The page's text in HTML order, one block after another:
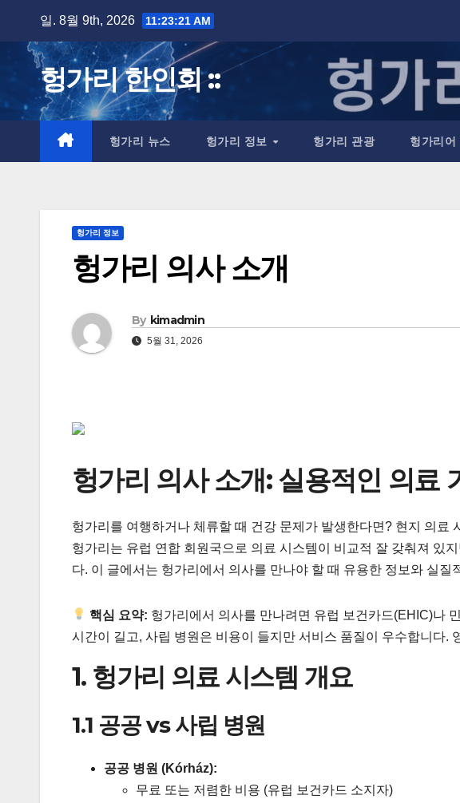
content
일. 8월 9th, 2026 11:23:22 AM
헝가리 한인회 ::
헝가리 뉴스 헝가리 정보 헝가리 관광 헝가리어
헝가리 정보
헝가리 의사 소개
By kimadmin
5월 31, 2026
헝가리 의사 소개: 실용적인 의료
헝가리를 여행하거나 체류할 때 건강 문제가 발생한다면? 현지 의료
헝가리는 유럽 연합 회원국으로 의료 시스템이 비교적 잘 갖춰져 있
다. 이 글에서는 헝가리에서 의사를 만나야 할 때 유용한 정보와 실질
핵심 요약: 헝가리에서 의사를 만나려면 유럽 보건카드(EHIC)나
시간이 길고, 사립 병원은 비용이 들지만 서비스 품질이 우수합니다.
1. 헝가리 의료 시스템 개요
1.1 공공 vs 사립 병원
공공 병원 (Kórház):
무료 또는 저렴한 비용 (유럽 보건카드 소지자)